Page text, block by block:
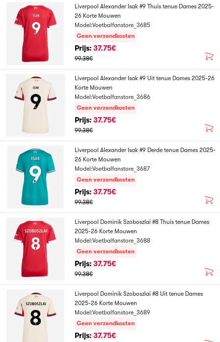
Liverpool Alexander Isak #9 Thuis tenue Dames 2025-
26 Korte Mouwen
Model:Voetbalfanstore_3685
Geen verzendkosten
Prijs: 37.75€
99.38€
Liverpool Alexander Isak #9 Uit tenue Dames 2025-26
Korte Mouwen
Model:Voetbalfanstore_3686
Geen verzendkosten
Prijs: 37.75€
99.38€
Liverpool Alexander Isak #9 Derde tenue Dames 2025-
26 Korte Mouwen
Model:Voetbalfanstore_3687
Geen verzendkosten
Prijs: 37.75€
99.38€
Liverpool Dominik Szoboszlai #8 Thuis tenue Dames
2025-26 Korte Mouwen
Model:Voetbalfanstore_3688
Geen verzendkosten
Prijs: 37.75€
99.38€
Liverpool Dominik Szoboszlai #8 Uit tenue Dames
2025-26 Korte Mouwen
Model:Voetbalfanstore_3689
Geen verzendkosten
Prijs: 37.75€